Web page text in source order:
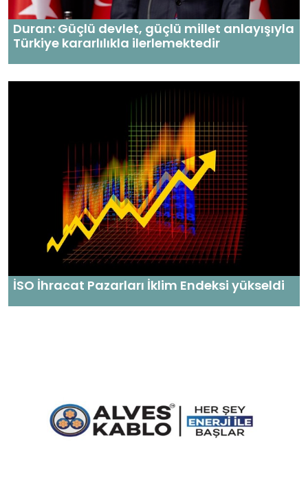
Duran: Güçlü devlet, güçlü millet anlayışıyla
Türkiye kararlılıkla ilerlemektedir
İSO İhracat Pazarları İklim Endeksi yükseldi